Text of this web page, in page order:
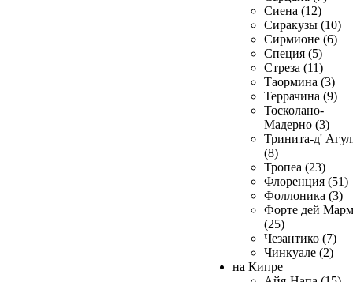
Сиена (12)
Сиракузы (10)
Сирмионе (6)
Специя (5)
Стреза (11)
Таормина (3)
Террачина (9)
Тосколано-
Мадерно (3)
Тринита-д'
(8)
Тропеа (23)
Флоренция (51)
Фоллоника (3)
Форте дей
(25)
Чезантико (7)
Чинкуале (2)
на Кипре